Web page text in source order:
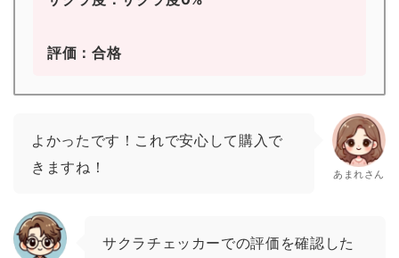
評価：合格
よかったです！これで安心して購入で
きますね！
あまれさん
サクラチェッカーでの評価を確認した